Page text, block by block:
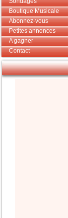
Boutique Musicale
Abonnez-vous
Petites annonces
A gagner
Contact